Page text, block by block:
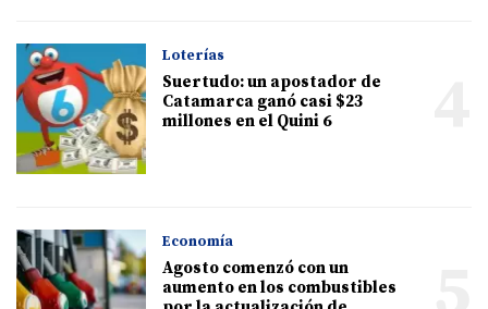
Loterías
Suertudo: un apostador de
Catamarca ganó casi $23
millones en el Quini 6
Economía
Agosto comenzó con un
aumento en los combustibles